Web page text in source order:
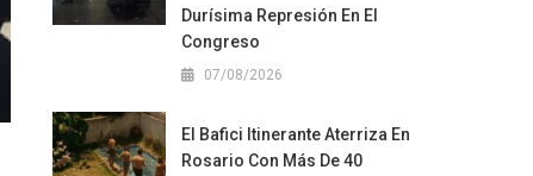
Durísima Represión En El
Congreso
07/08/2026
El Bafici Itinerante Aterriza En
Rosario Con Más De 40